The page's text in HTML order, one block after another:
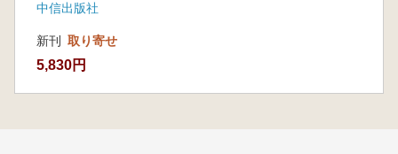
また、本書は文明の交流と相互理解を描いた
優れた作品でもあり、中国文明の豊かさと多様
性が、地域間の連携と相互影響によって育まれ
中信出版社
新刊 取り寄せ
5,830円